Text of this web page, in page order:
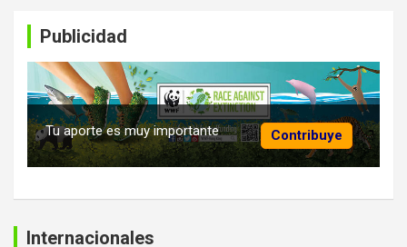
Publicidad
Contribuye
Tu aporte es muy importante
Internacionales